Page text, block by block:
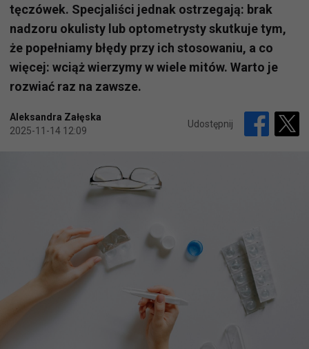
tęczówek. Specjaliści jednak ostrzegają: brak
nadzoru okulisty lub optometrysty skutkuje tym,
że popełniamy błędy przy ich stosowaniu, a co
więcej: wciąż wierzymy w wiele mitów. Warto je
rozwiać raz na zawsze.
Aleksandra Załęska
2025-11-14 12:09
Udostępnij